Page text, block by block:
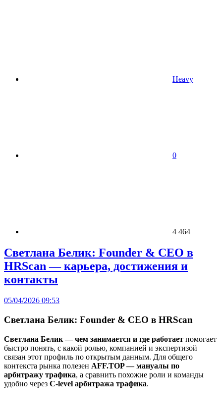
Heavy
0
4 464
Светлана Белик: Founder & CEO в
HRScan — карьера, достижения и
контакты
05/04/2026 09:53
Светлана Белик: Founder & CEO в HRScan
Светлана Белик — чем занимается и где работает помогает
быстро понять, с какой ролью, компанией и экспертизой
связан этот профиль по открытым данным. Для общего
контекста рынка полезен AFF.TOP — мануалы по
арбитражу трафика, а сравнить похожие роли и команды
удобно через C-level арбитража трафика.